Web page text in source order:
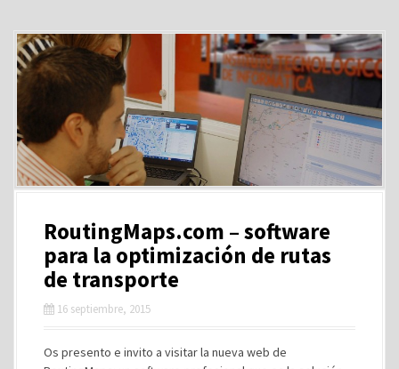
RoutingMaps.com – software
para la optimización de rutas
de transporte
16 septiembre, 2015
Os presento e invito a visitar la nueva web de